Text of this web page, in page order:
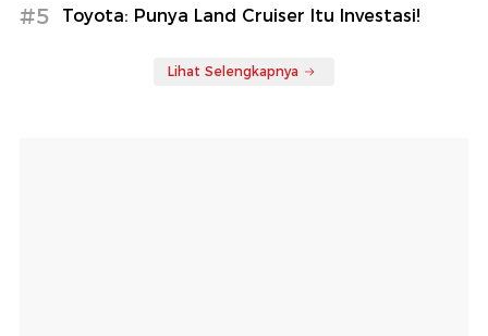
#5 Toyota: Punya Land Cruiser Itu Investasi!
Lihat Selengkapnya